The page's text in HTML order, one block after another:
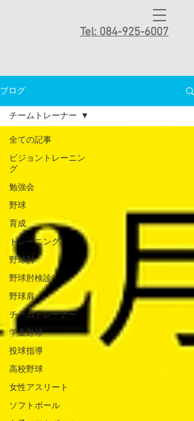
Tel: 084-925-6007
ブログ
全ての記事
ビジョントレーニン
グ
勉強会
野球
育成
トレーニング
野球肘
野球肘検診
野球肩
チームトレーナー
学童野球
投球指導
高校野球
女性アスリート
ソフトボール
チームトレーナー